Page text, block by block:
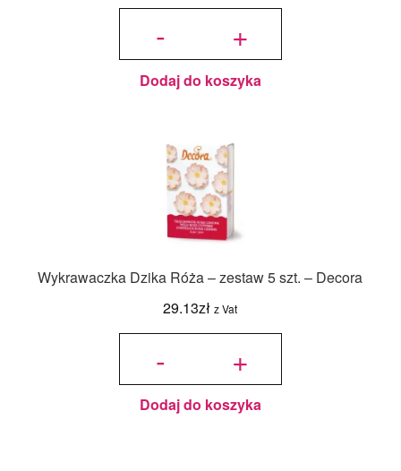
-
ilość
zestaw 7 szt.
- Decora +
Dodaj do koszyka
Wykrawaczka Dzika Róża – zestaw 5 szt. – Decora
29.13zł z Vat
-
ilość
zestaw 5 szt.
- Decora +
Dodaj do koszyka